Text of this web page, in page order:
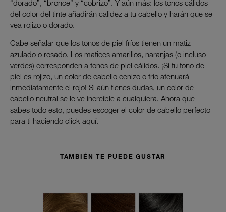
“dorado”, “bronce” y “cobrizo”. Y aún más: los tonos cálidos
del color del tinte añadirán calidez a tu cabello y harán que se
vea rojizo o dorado.
Cabe señalar que los tonos de piel fríos tienen un matiz
azulado o rosado. Los matices amarillos, naranjas (o incluso
verdes) corresponden a tonos de piel cálidos. ¡Si tu tono de
piel es rojizo, un color de cabello cenizo o frío atenuará
inmediatamente el rojo! Si aún tienes dudas, un color de
cabello neutral se le ve increíble a cualquiera. Ahora que
sabes todo esto, puedes escoger el color de cabello perfecto
para ti haciendo click aquí.
TAMBIÉN TE PUEDE GUSTAR